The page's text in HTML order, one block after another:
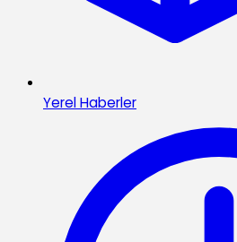
Yerel Haberler